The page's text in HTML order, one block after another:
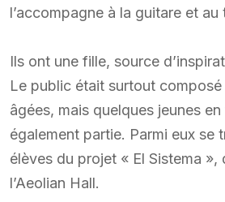
l’accompagne à la guitare et au
Ils ont une fille, source
Le public était surtout
âgées, mais quelques jeunes
également partie. Parmi eux se
élèves du projet « El Sistema »,
l’Aeolian Hall.